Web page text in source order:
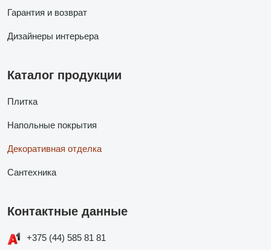
Гарантия и возврат
Дизайнеры интерьера
Каталог продукции
Плитка
Напольные покрытия
Декоративная отделка
Сантехника
Контактные данные
+375 (44) 585 81 81